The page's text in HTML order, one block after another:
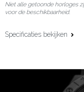
Niet alle getoonde horloges
voor de beschikbaarheid.
Specificaties bekijken